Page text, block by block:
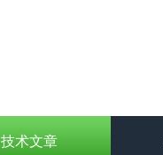
技术文章